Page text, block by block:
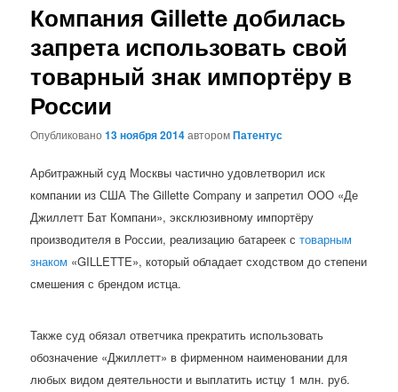
Компания Gillette добилась
запрета использовать свой
товарный знак импортёру в
России
Опубликовано13 ноября 2014авторомПатентус
Арбитражный суд Москвы частично удовлетворил иск
компании из США The Gillette Company и запретил ООО «Де
Джиллетт Бат Компани», эксклюзивному импортёру
производителя в России, реализацию батареек стоварным
знаком «GILLETTE», который обладает сходством до степени
смешения с брендом истца.
Также суд обязал ответчика прекратить использовать
обозначение «Джиллетт» в фирменном наименовании для
любых видом деятельности и выплатить истцу 1 млн. руб.